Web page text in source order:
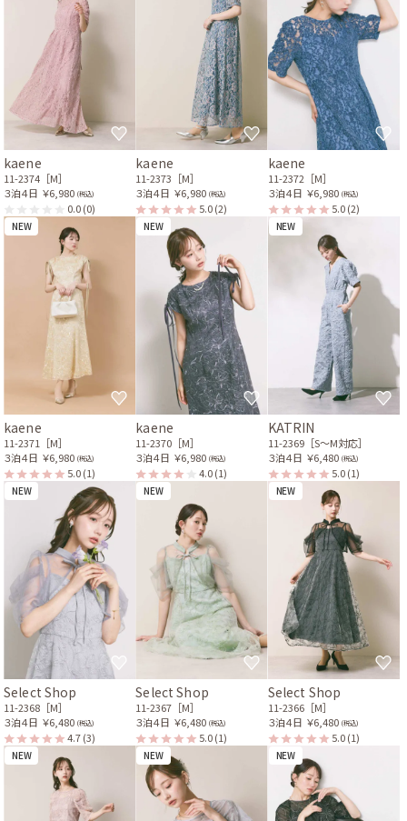
kaene
11-2374［M］
３泊４日 ￥6,980 (税込)
0.0(0)
kaene
11-2373［M］
３泊４日 ￥6,980 (税込)
5.0(2)
kaene
11-2372［M］
３泊４日 ￥6,980 (税込)
5.0(2)
NEW
kaene
11-2371［M］
３泊４日 ￥6,980 (税込)
5.0(1)
NEW
kaene
11-2370［M］
３泊４日 ￥6,980 (税込)
4.0(1)
NEW
KATRIN
11-2369［S〜M対応］
３泊４日 ￥6,480 (税込)
5.0(1)
NEW
Select Shop
11-2368［M］
３泊４日 ￥6,480 (税込)
4.7(3)
NEW
Select Shop
11-2367［M］
３泊４日 ￥6,480 (税込)
5.0(1)
NEW
Select Shop
11-2366［M］
３泊４日 ￥6,480 (税込)
5.0(1)
NEW NEW NEW